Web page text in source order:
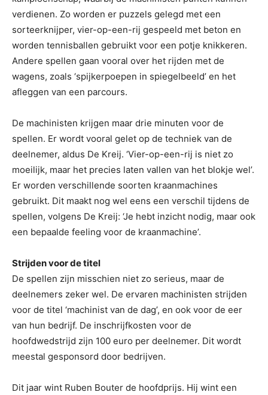
verdienen. Zo worden er puzzels gelegd met een
sorteerknijper, vier-op-een-rij gespeeld met beton en
worden tennisballen gebruikt voor een potje knikkeren.
Andere spellen gaan vooral over het rijden met de
wagens, zoals ‘spijkerpoepen in spiegelbeeld’ en het
afleggen van een parcours.
De machinisten krijgen maar drie minuten voor de
spellen. Er wordt vooral gelet op de techniek van de
deelnemer, aldus De Kreij. ‘Vier-op-een-rij is niet zo
moeilijk, maar het precies laten vallen van het blokje wel’.
Er worden verschillende soorten kraanmachines
gebruikt. Dit maakt nog wel eens een verschil tijdens de
spellen, volgens De Kreij: ‘Je hebt inzicht nodig, maar ook
een bepaalde feeling voor de kraanmachine’.
Strijden voor de titel
De spellen zijn misschien niet zo serieus, maar de
deelnemers zeker wel. De ervaren machinisten strijden
voor de titel ‘machinist van de dag’, en ook voor de eer
van hun bedrijf. De inschrijfkosten voor de
hoofdwedstrijd zijn 100 euro per deelnemer. Dit wordt
meestal gesponsord door bedrijven.
Dit jaar wint Ruben Bouter de hoofdprijs. Hij wint een